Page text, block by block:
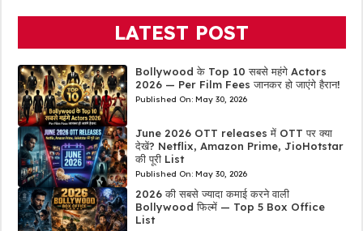
LATEST POST
Bollywood के Top 10 सबसे महंगे Actors
2026 — Per Film Fees जानकर हो जाएंगे हैरान!
Published On: May 30, 2026
June 2026 OTT releases में OTT पर क्या
देखें? Netflix, Amazon Prime, JioHotstar
की पूरी List
Published On: May 30, 2026
2026 की सबसे ज्यादा कमाई करने वाली
Bollywood फिल्में — Top 5 Box Office
List